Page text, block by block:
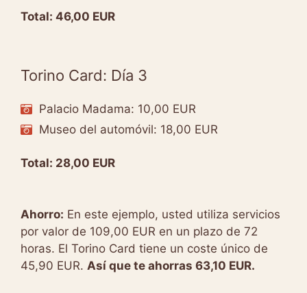
Total: 46,00 EUR
Torino Card: Día 3
Palacio Madama: 10,00 EUR
Museo del automóvil: 18,00 EUR
Total: 28,00 EUR
Ahorro: En este ejemplo, usted utiliza servicios
por valor de 109,00 EUR en un plazo de 72
horas. El Torino Card tiene un coste único de
45,90 EUR. Así que te ahorras 63,10 EUR.